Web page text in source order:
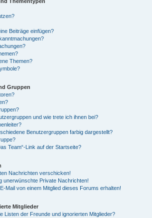
Beiträge einfügen?
Themen?
Gruppen
und wie trete ich ihnen bei?
Benutzergruppen farbig dargestellt?
Team“-Link auf der Startseite?
Nachrichten verschicken!
unerwünschte Private Nachrichten!
Mail von einem Mitglied dieses Forums erhalten!
Mitglieder
Listen der Freunde und ignorierten Mitglieder?